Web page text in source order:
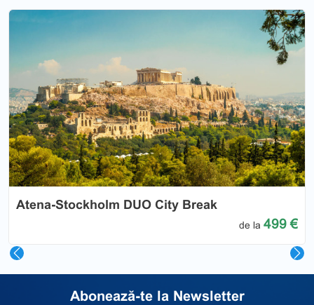
Atena-Stockholm DUO City Break
de la 499 €
Previous
Abonează-te la Newsletter